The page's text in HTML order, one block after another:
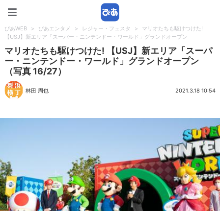
ぴあWEB > ぴあエンタメ > レジャー・フェスタ >
マリオたちも駆けつけた!
【USJ】新エリア「スーパー・ニンテンドー・ワールド」グランドオープン
マリオたちも駆けつけた! 【USJ】新エリア「スーパ
ー・ニンテンドー・ワールド」グランドオープン
（写真 16/27）
林田 周也 2021.3.18 10:54